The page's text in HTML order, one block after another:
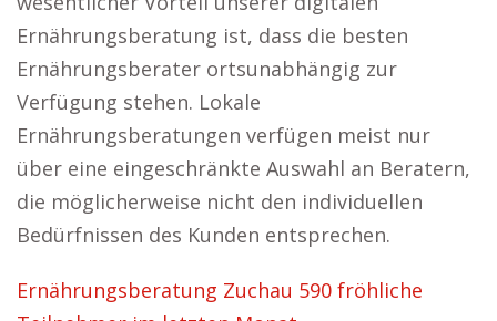
Ernährungsberatung ist, dass die besten
Ernährungsberater ortsunabhängig zur
Verfügung stehen. Lokale
Ernährungsberatungen verfügen meist nur
über eine eingeschränkte Auswahl an Beratern,
die möglicherweise nicht den individuellen
Bedürfnissen des Kunden entsprechen.
Ernährungsberatung Zuchau 590 fröhliche